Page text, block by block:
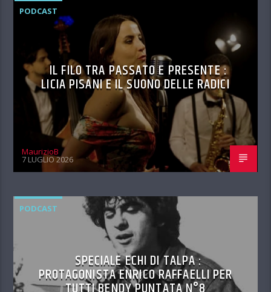
PODCAST
IL FILO TRA PASSATO E PRESENTE :
LICIA PISANI E IL SUONO DELLE RADICI
MaurizioB
7 LUGLIO 2026
PODCAST
SPECIALE ECHI DI TALPA :
PROTAGONISTA ENRICO RAFFAELLI PER